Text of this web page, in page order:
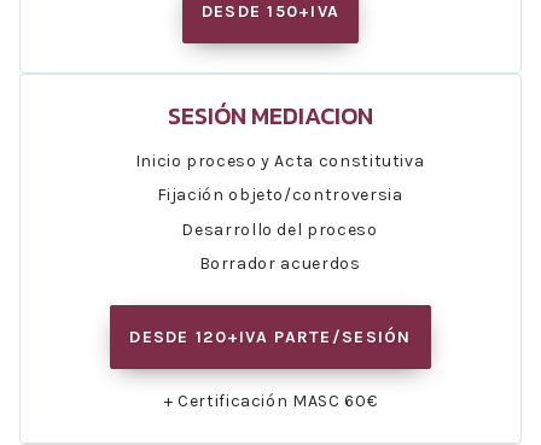
DESDE 150+IVA
SESIÓN MEDIACION
Inicio proceso y Acta constitutiva
Fijación objeto/controversia
Desarrollo del proceso
Borrador acuerdos
DESDE 120+IVA PARTE/SESIÓN
+ Certificación MASC 60€